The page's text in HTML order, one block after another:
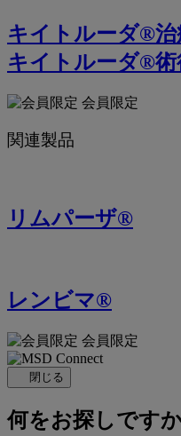
キイトルーダ®治
キイトルーダ®術
会員限定
関連製品
リムパーザ®
レンビマ®
会員限定
閉じる
何をお探しです